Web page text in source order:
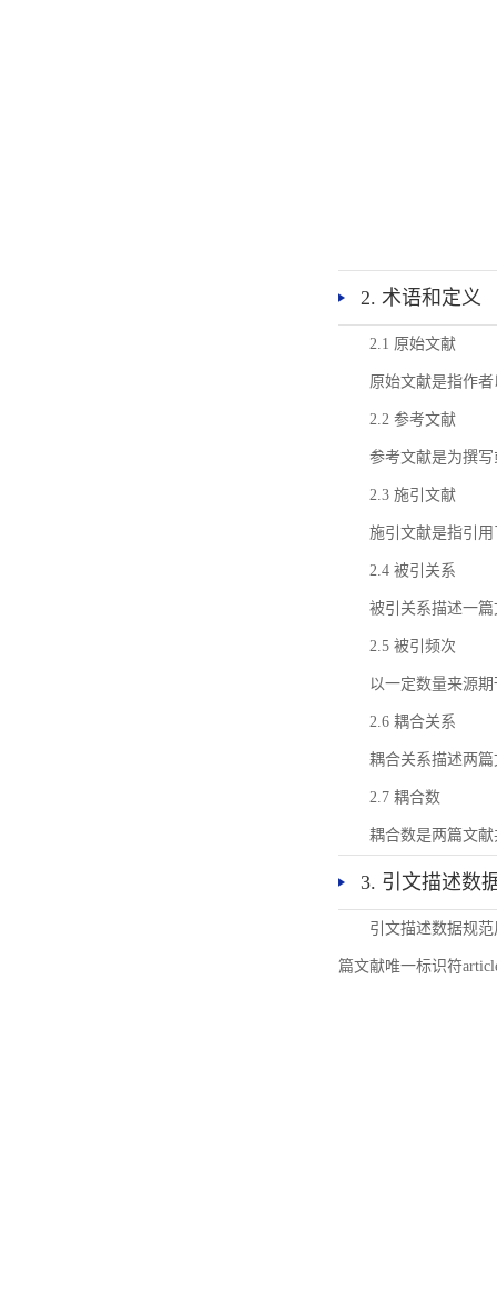
2. 术语和定义
2.1 原始文献
原始文献是指作
2.2 参考文献
参考文献是为撰
2.3 施引文献
施引文献是指引
2.4 被引关系
被引关系描述一
2.5 被引频次
以一定数量来源
2.6 耦合关系
耦合关系描述两
2.7 耦合数
耦合数是两篇文
3. 引文描述数
引文描述数据规
篇文献唯一标识符